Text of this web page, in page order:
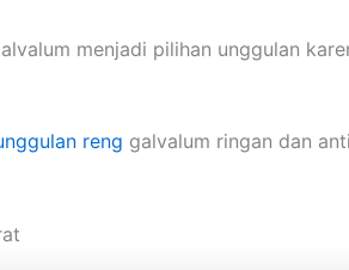
menjadi pilihan unggulan
reng galvalum ringan dan